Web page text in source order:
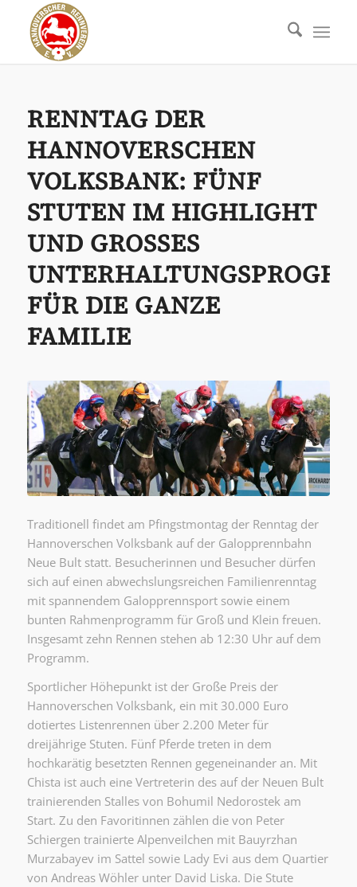
RENNTAG DER
HANNOVERSCHEN
VOLKSBANK: FÜNF
STUTEN IM HIGHLIGHT
UND GROSSES U
ÜR DIE GANZE F
AMILIE
Traditionell findet am Pfingstmontag der Renntag der
Hannoverschen Volksbank auf der Galopprennbahn
Neue Bult statt. Besucherinnen und Besucher dürfen
sich auf einen abwechslungsreichen Familienrenntag
mit spannendem Galopprennsport sowie einem
bunten Rahmenprogramm für Groß und Klein freuen.
Insgesamt zehn Rennen stehen ab 12:30 Uhr auf dem
Programm.
Sportlicher Höhepunkt ist der Große Preis der
Hannoverschen Volksbank, ein mit 30.000 Euro
dotiertes Listenrennen über 2.200 Meter für
dreijährige Stuten. Fünf Pferde treten in dem
hochkarätig besetzten Rennen gegeneinander an. Mit
Chista ist auch eine Vertreterin des auf der Neuen Bult
trainierenden Stalles von Bohumil Nedorostek am
Start. Zu den Favoritinnen zählen die von Peter
Schiergen trainierte Alpenveilchen mit Bauyrzhan
Murzabayev im Sattel sowie Lady Evi aus dem Quartier
von Andreas Wöhler unter David Liska. Die Stute